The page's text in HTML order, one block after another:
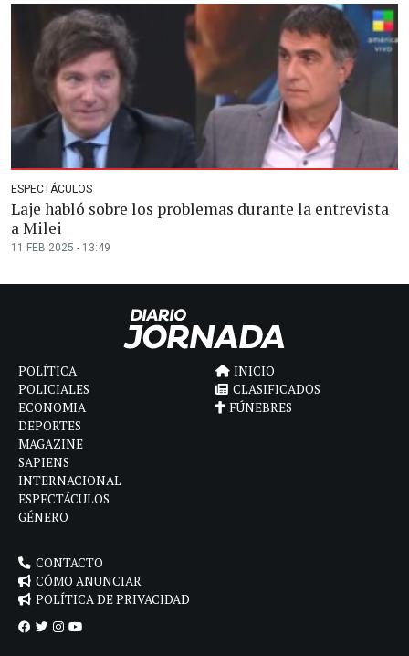
ESPECTÁCULOS
Laje habló sobre los problemas durante la entrevista
a Milei
11 FEB 2025 - 13:49
POLÍTICA
POLICIALES
ECONOMIA
DEPORTES
MAGAZINE
SAPIENS
INTERNACIONAL
ESPECTÁCULOS
GÉNERO
INICIO
CLASIFICADOS
FÚNEBRES
CONTACTO
CÓMO ANUNCIAR
POLÍTICA DE PRIVACIDAD